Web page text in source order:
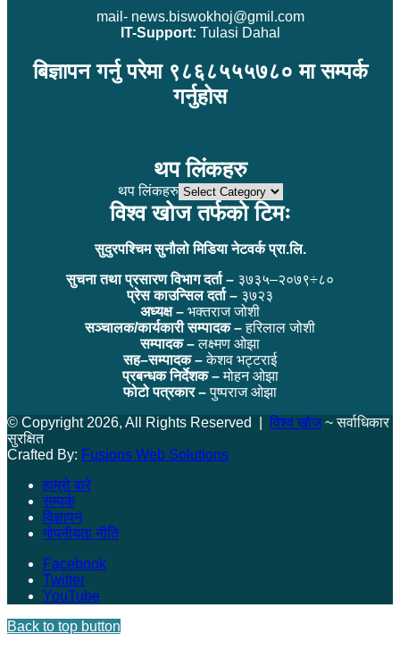
mail- news.biswokhoj@gmil.com
IT-Support: Tulasi Dahal
बिज्ञापन गर्नु परेमा ९८६८५५५७८० मा सम्पर्क
गर्नुहोस
थप लिंकहरु
थप लिंकहरु
विश्व खोज तर्फको टिमः
सुदुरपश्चिम सुनौलो मिडिया नेटवर्क प्रा.लि.
सुचना तथा प्रसारण विभाग दर्ता – ३७३५–२०७९÷८०
प्रेस काउन्सिल दर्ता – ३७२३
अध्यक्ष – भक्तराज जोशी
सञ्चालक/कार्यकारी सम्पादक –हरिलाल जोशी
सम्पादक –लक्ष्मण ओझा
सह–सम्पादक –केशव भट्टराई
प्रबन्धक निर्देशक –मोहन ओझा
फोटो पत्रकार –पुष्पराज ओझा
© Copyright 2026, All Rights Reserved | विश्व खोज~ सर्वाधिकार
सुरक्षित
Crafted By: Fusions Web Solutions
हाम्रो बारे
सम्पर्क
विज्ञापन
गोपनीयता नीति
Facebook
Twitter
YouTube
Back to top button